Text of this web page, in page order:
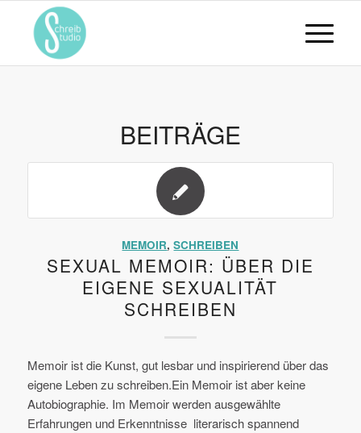
BEITRÄGE
MEMOIR,SCHREIBEN
SEXUAL MEMOIR: ÜBER DIE
EIGENE SEXUALITÄT
SCHREIBEN
Memoir ist die Kunst, gut lesbar und inspirierend über das
eigene Leben zu schreiben.Ein Memoir ist aber keine
Autobiographie. Im Memoir werden ausgewählte
Erfahrungen und Erkenntnisse literarisch spannend